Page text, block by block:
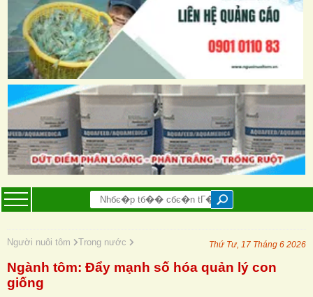
Người nuôi tôm Trong nước Thứ Tư, 17 Tháng 6 2026
Ngành tôm: Đẩy mạnh số hóa quản lý con
giống